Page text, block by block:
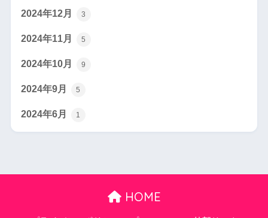
2024年12月 3
2024年11月 5
2024年10月 9
2024年9月 5
2024年6月 1
HOME